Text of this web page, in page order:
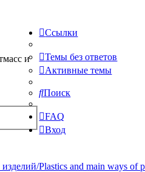
и
Ссылки
Темы без ответов
Активные темы
Поиск
FAQ
Вход
Plastics and main ways of